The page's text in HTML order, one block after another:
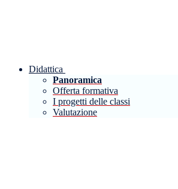
Didattica
Panoramica
Offerta formativa
I progetti delle classi
Valutazione